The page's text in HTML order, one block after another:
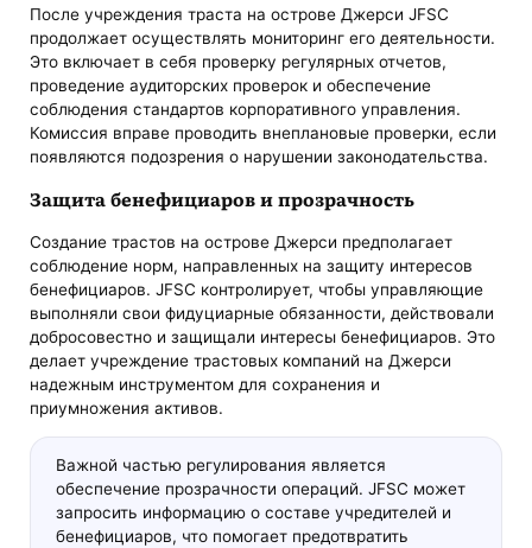
После учреждения траста на острове Джерси JFSC
продолжает осуществлять мониторинг его деятельности.
Это включает в себя проверку регулярных отчетов,
проведение аудиторских проверок и обеспечение
соблюдения стандартов корпоративного управления.
Комиссия вправе проводить внеплановые проверки, если
появляются подозрения о нарушении законодательства.
Защита бенефициаров и прозрачность
Создание трастов на острове Джерси предполагает
соблюдение норм, направленных на защиту интересов
бенефициаров. JFSC контролирует, чтобы управляющие
выполняли свои фидуциарные обязанности, действовали
добросовестно и защищали интересы бенефициаров. Это
делает учреждение трастовых компаний на Джерси
надежным инструментом для сохранения и
приумножения активов.
Важной частью регулирования является
обеспечение прозрачности операций. JFSC может
запросить информацию о составе учредителей и
бенефициаров, что помогает предотвратить